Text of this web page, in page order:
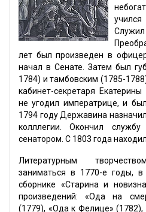
Служил
лет был произведен в
начал в Сенате. Затем был
1784) и тамбовским (1785-
кабинет-секретаря
не угодил императрице, и
1794 году Державина
колллегии. Окончил
сенатором. С 1803 года
Литературным
заниматься в 1770-е годы, в
сборнике «Старина и
произведений: «Ода на
(1779), «Ода к Фелице» (1782),